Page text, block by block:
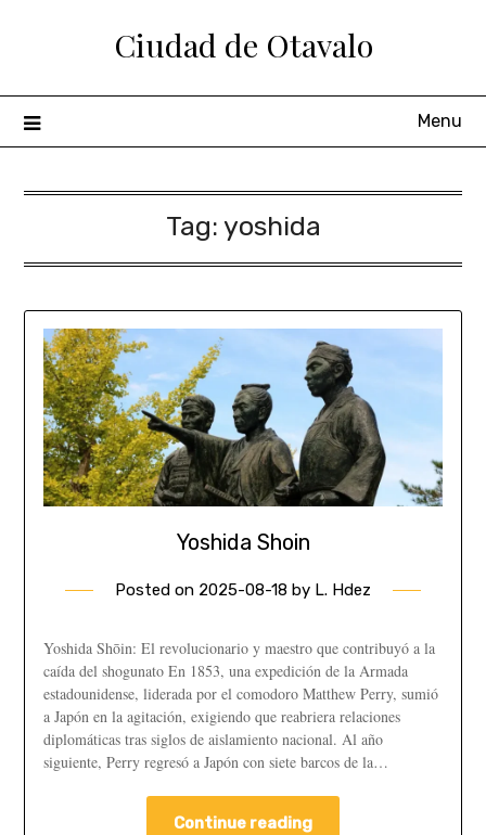
Ciudad de Otavalo
Menu
Tag: yoshida
Yoshida Shoin
Posted on 2025-08-18 by L. Hdez
Yoshida Shōin: El revolucionario y maestro que contribuyó a la
caída del shogunato En 1853, una expedición de la Armada
estadounidense, liderada por el comodoro Matthew Perry, sumió
a Japón en la agitación, exigiendo que reabriera relaciones
diplomáticas tras siglos de aislamiento nacional. Al año
siguiente, Perry regresó a Japón con siete barcos de la…
Continue reading